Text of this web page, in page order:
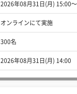
2026年08月31日(月) 15:00
オンラインにて実施
300名
2026年08月31日(月) 14:00